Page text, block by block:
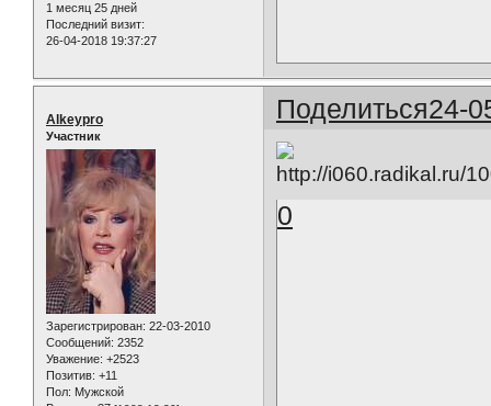
1 месяц 25 дней
Последний визит:
26-04-2018 19:37:27
Поделиться24-
Alkeypro
Участник
Зарегистрирован: 22-03-2010
Сообщений: 2352
Уважение: +2523
Позитив: +11
Пол: Мужской
0